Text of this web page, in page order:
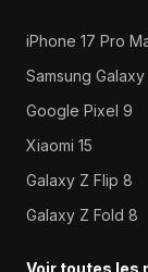
iPhone 17 Pro
Samsung Galaxy
Google Pixel 9
Xiaomi 15
Galaxy Z Flip 8
Galaxy Z Fold 8